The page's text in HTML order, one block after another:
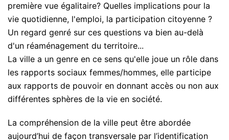
première vue égalitaire? Quelles implications pour la
vie quotidienne, l'emploi, la participation citoyenne ?
Un regard genré sur ces questions va bien au-delà
d'un réaménagement du territoire...
La ville a un genre en ce sens qu'elle joue un rôle dans
les rapports sociaux femmes/hommes, elle participe
aux rapports de pouvoir en donnant accès ou non aux
différentes sphères de la vie en société.
La compréhension de la ville peut être abordée
aujourd’hui de façon transversale par l’identification